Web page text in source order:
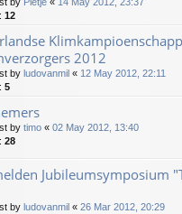
12
2012
by ludovanmil « 12 May 2012, 22:11
5
by timo « 02 May 2012, 13:40
28
Jubileumsymposium
by ludovanmil « 26 Mar 2012, 20:29